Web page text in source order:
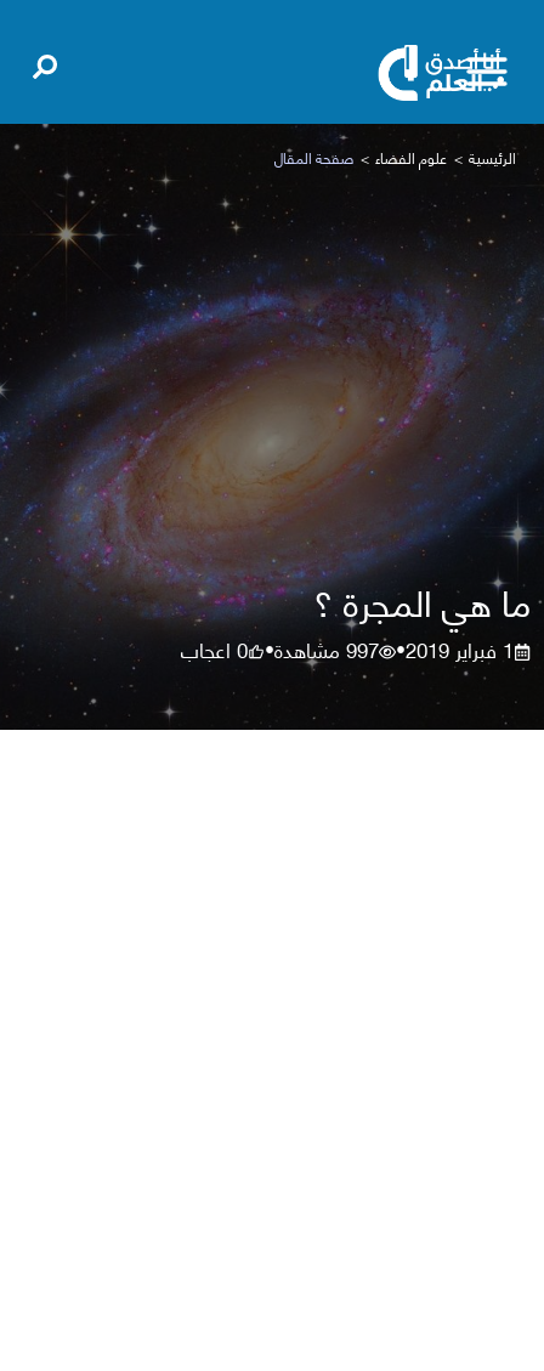
الرئيسية علوم الفضاء صفحة المقال
ما هي المجرة ؟
1 فبراير 2019 •
997مشاهدة•
0اعجاب